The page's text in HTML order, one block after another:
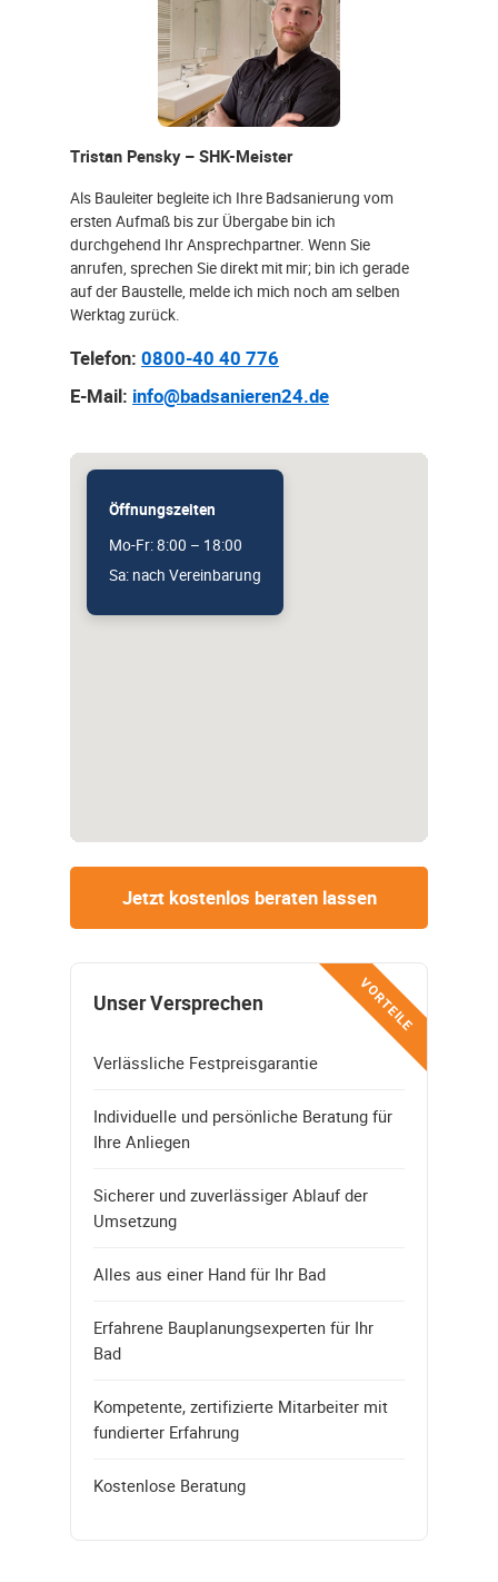
Tristan Pensky – SHK-Meister
Als Bauleiter begleite ich Ihre Badsanierung vom
ersten Aufmaß bis zur Übergabe bin ich
durchgehend Ihr Ansprechpartner. Wenn Sie
anrufen, sprechen Sie direkt mit mir; bin ich gerade
auf der Baustelle, melde ich mich noch am selben
Werktag zurück.
Telefon: 0800-40 40 776
E-Mail: info@badsanieren24.de
Öffnungszeiten
Mo-Fr: 8:00 – 18:00
Sa: nach Vereinbarung
Jetzt kostenlos beraten lassen
VORTEILE
Unser Versprechen
Verlässliche Festpreisgarantie
Individuelle und persönliche Beratung für
Ihre Anliegen
Sicherer und zuverlässiger Ablauf der
Umsetzung
Alles aus einer Hand für Ihr Bad
Erfahrene Bauplanungsexperten für Ihr
Bad
Kompetente, zertifizierte Mitarbeiter mit
fundierter Erfahrung
Kostenlose Beratung